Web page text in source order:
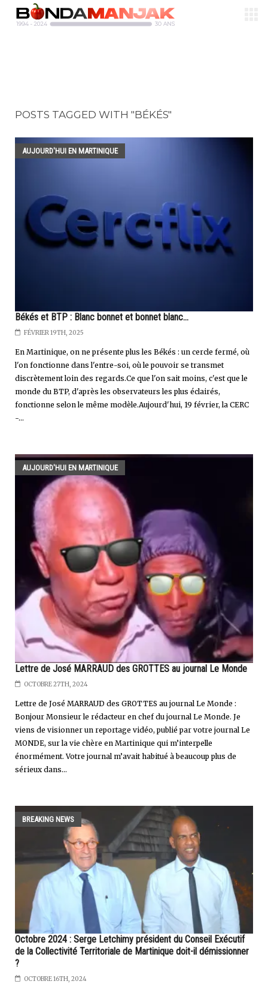
POSTS TAGGED WITH "BÉKÉS"
AUJOURD'HUI EN MARTINIQUE
Békés et BTP : Blanc bonnet et bonnet blanc...
FÉVRIER 19TH, 2025
En Martinique, on ne présente plus les Békés : un cercle fermé, où
l'on fonctionne dans l'entre-soi, où le pouvoir se transmet
discrètement loin des regards.Ce que l'on sait moins, c'est que le
monde du BTP, d'après les observateurs les plus éclairés,
fonctionne selon le même modèle.Aujourd'hui, 19 février, la CERC
-...
AUJOURD'HUI EN MARTINIQUE
Lettre de José MARRAUD des GROTTES au journal Le Monde
OCTOBRE 27TH, 2024
Lettre de José MARRAUD des GROTTES au journal Le Monde :
Bonjour Monsieur le rédacteur en chef du journal Le Monde. Je
viens de visionner un reportage vidéo, publié par votre journal Le
MONDE, sur la vie chère en Martinique qui m’interpelle
énormément. Votre journal m’avait habitué à beaucoup plus de
sérieux dans...
BREAKING NEWS
Octobre 2024 : Serge Letchimy président du Conseil Exécutif
de la Collectivité Territoriale de Martinique doit-il démissionner
?
OCTOBRE 16TH, 2024